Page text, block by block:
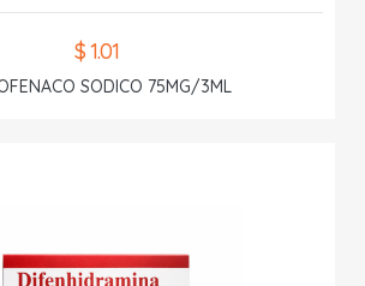
$ 1.01
SODICO 75MG/3ML